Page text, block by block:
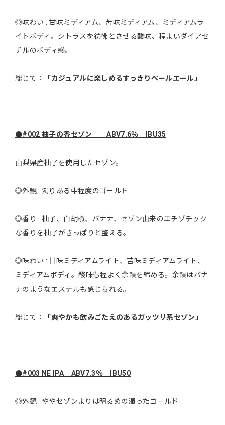
◎味わい : 甘味ミディアム、苦味ミディアム、ミディアムラ
イトボディ。シトラスを彷彿とさせる酸味、程よいダイアセ
チルのボディ感。
総じて： 「カジュアルに楽しめるすっきりペールエール」
●#002 柚子の香セゾン ABV7.6％ IBU35
山梨県産柚子を使用したセゾン。
◎外観 : 濁りある中程度のゴールド
◎香り : 柚子、白胡椒、バナナ、セゾン由来のエチゾチック
な香りを柚子がさっぱりと整える。
◎味わい : 甘味ミディアムライト、苦味ミディアムライト、
ミディアムボディ。酸味も程よく余韻を締める。余韻はバナ
ナのようなエステルも感じられる。
総じて： 「爽やかも飲みごたえのあるガッツリ系セゾン」
●#003 NE IPA ABV7.3％ IBU50
◎外観 : ややセゾンよりは明るめの濁ったゴールド